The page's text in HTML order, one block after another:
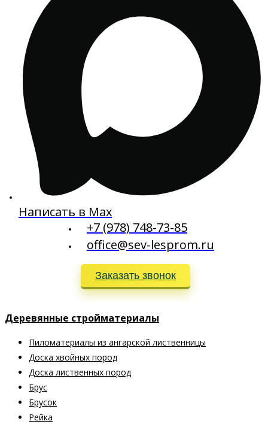
Написать в Max
+7 (978) 748-73-85
office@sev-lesprom.ru
Заказать звонок
Деревянные стройматериалы
Пиломатериалы из ангарской лиственницы
Доска хвойных пород
Доска лиственных пород
Брус
Брусок
Рейка